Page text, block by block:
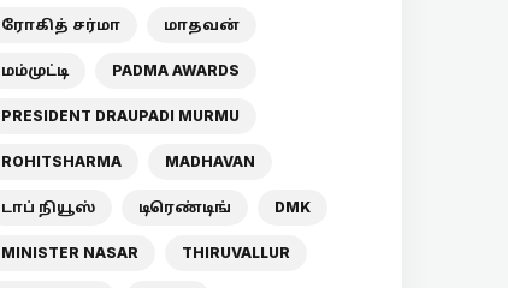
ரோகித் சர்மா மாதவன்
மம்முட்டி PADMA AWARDS
PRESIDENT DRAUPADI MURMU
ROHITSHARMA MADHAVAN
டாப் நியூஸ் டிரெண்டிங் DMK
MINISTER NASAR THIRUVALLUR